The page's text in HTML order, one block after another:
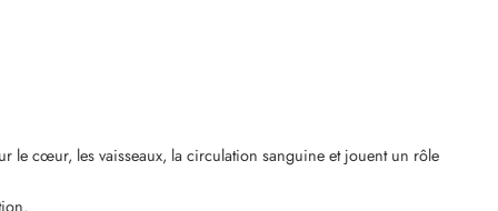
le cœur, les vaisseaux, la circulation sanguine et jouent un rôle